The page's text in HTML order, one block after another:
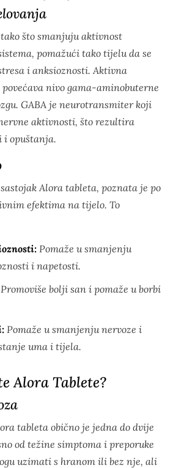
što smanjuju aktivnost
pomažući tako tijelu da se
i anksioznosti. Aktivna
nivo gama-aminobuterne
GABA je neurotransmiter koji
aktivnosti, što rezultira
i opuštanja.
Alora tableta, poznata je po
efektima na tijelo. To
Pomaže u smanjenju
i napetosti.
Promoviše bolji san i pomaže u borbi
Pomaže u smanjenju nervoze i
uma i tijela.
Alora Tablete?
tableta obično je jedna do dvije
od težine simptoma i preporuke
uzimati s hranom ili bez nje, ali